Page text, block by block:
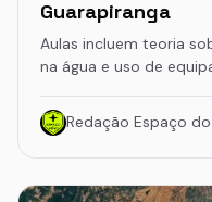
Guarapiranga
Aulas incluem teoria
na água e uso de
Redação Espaço